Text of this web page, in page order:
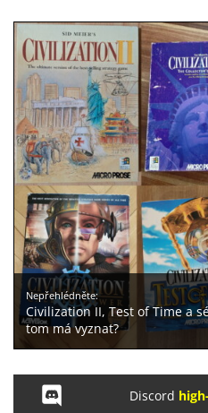
Nepřehlédněte:
Civilization II, Test of Time a
tom má vyznat?
Discord